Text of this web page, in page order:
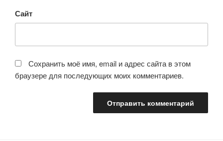
Сайт
Сохранить моё имя, email и адрес сайта в этом
браузере для последующих моих комментариев.